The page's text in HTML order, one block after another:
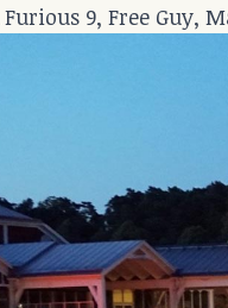
9, Free Guy,